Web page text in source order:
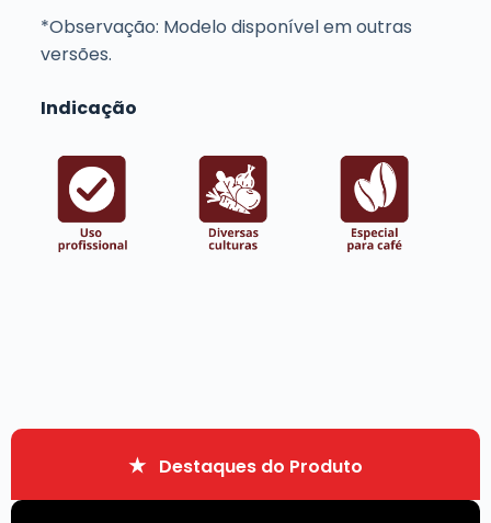
*Observação: Modelo disponível em outras
versões.
Indicação
Destaques do Produto